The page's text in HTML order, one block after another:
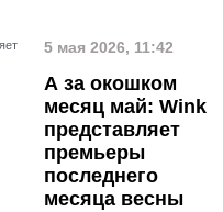
5 мая 2026, 11:42
А за окошком
месяц май: Wink
представляет
премьеры
последнего
месяца весны